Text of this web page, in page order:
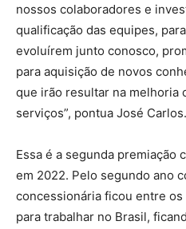
nossos colaboradores e
qualificação das equipes,
evoluírem junto conosco,
para aquisição de novos
que irão resultar na melhoria
serviços”, pontua José Carlos.
Essa é a segunda premiação
em 2022. Pelo segundo ano
concessionária ficou entre
para trabalhar no Brasil,